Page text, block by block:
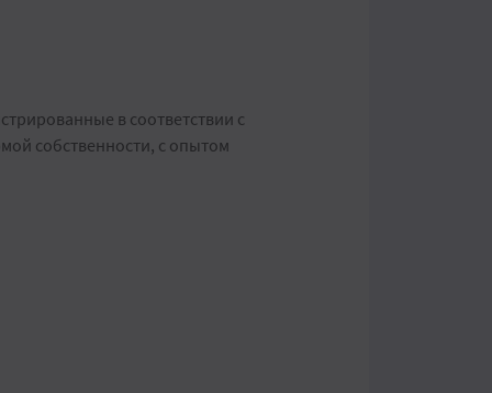
в соответствии с
собственности, с опытом